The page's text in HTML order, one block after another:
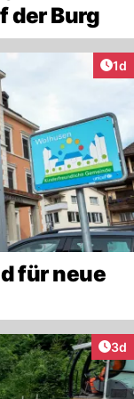
der Burg
1d
für neue
3d